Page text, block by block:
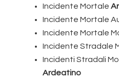
Incidente Mortale
Incidente Mortale
Incidente Mortale
Incidente Stradale
Incidenti Stradali
Ardeatino